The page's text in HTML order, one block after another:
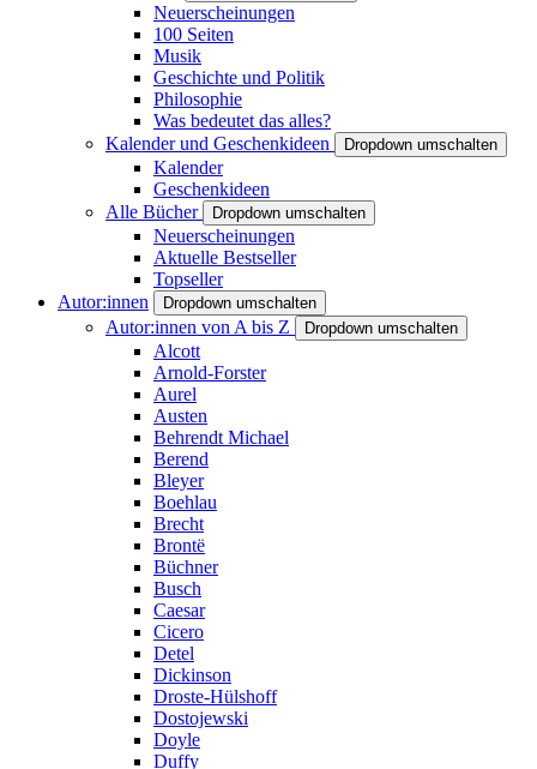
Neuerscheinungen
100 Seiten
Musik
Geschichte und Politik
Philosophie
Was bedeutet das alles?
Kalender und Geschenkideen
Dropdown umschalten
Kalender
Geschenkideen
Alle Bücher
Dropdown umschalten
Neuerscheinungen
Aktuelle Bestseller
Topseller
Autor:innen
Dropdown umschalten
Autor:innen von A bis Z Dropdown umschalten
Alcott
Arnold-Forster
Aurel
Austen
Behrendt Michael
Berend
Bleyer
Boehlau
Brecht
Brontë
Büchner
Busch
Caesar
Cicero
Detel
Dickinson
Droste-Hülshoff
Dostojewski
Doyle
Duffy